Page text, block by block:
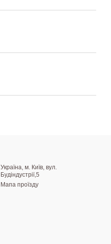
Україна, м. Київ, вул.
Будіндустрії,5
Мапа проїзду